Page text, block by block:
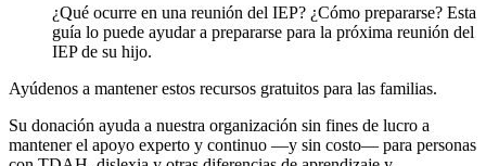
¿Qué ocurre en una reunión del IEP? ¿Cómo prepararse? Esta
guía lo puede ayudar a prepararse para la próxima reunión del
IEP de su hijo.
Ayúdenos a mantener estos recursos gratuitos para las familias.
Su donación ayuda a nuestra organización sin fines de lucro a
mantener el apoyo experto y continuo —y sin costo— para personas